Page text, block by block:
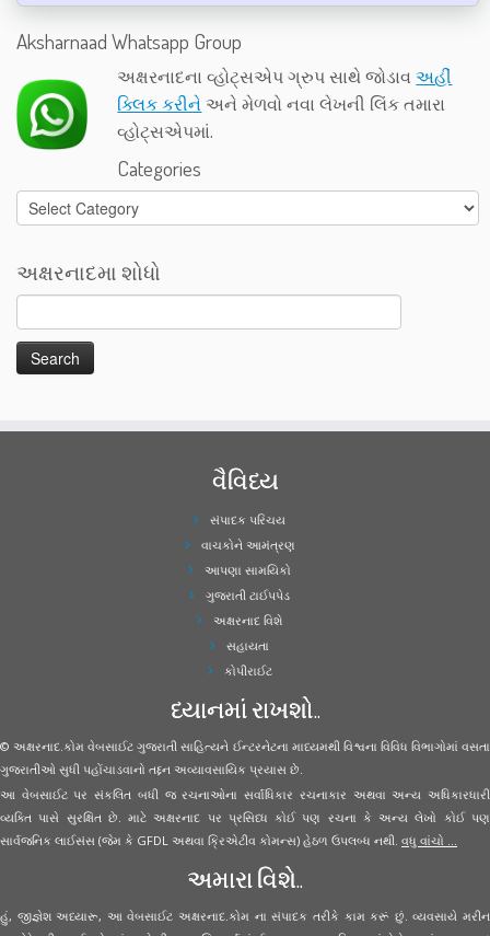
Aksharnaad Whatsapp Group
અક્ષરનાદના વ્હોટ્સએપ ગ્રુપ સાથે જોડાવઅહીં
ક્લિક કરીને અને મેળવો નવા લેખની લિંક તમારા
વ્હોટ્સએપમાં.
Categories
Categories
અક્ષરનાદમા શોધો
વૈવિધ્ય
સંપાદક પરિચય
વાચકોને આમંત્રણ
આપણા સામયિકો
ગુજરાતી ટાઈપપેડ
અક્ષરનાદ વિશે
સહાયતા
કોપીરાઈટ
ધ્યાનમાં રાખશો..
© અક્ષરનાદ.કોમ વેબસાઈટ ગુજરાતી સાહિત્યને ઈન્ટરનેટના માધ્યમથી વિશ્વના વિવિધ વિભાગોમાં વસતા
ગુજરાતીઓ સુધી પહોંચાડવાનો તદ્દન અવ્યાવસાયિક પ્રયાસ છે.
આ વેબસાઈટ પર સંકલિત બધી જ રચનાઓના સર્વાધિકાર રચનાકાર અથવા અન્ય અધિકારધારી
વ્યક્તિ પાસે સુરક્ષિત છે. માટે અક્ષરનાદ પર પ્રસિધ્ધ કોઈ પણ રચના કે અન્ય લેખો કોઈ પણ
સાર્વજનિક લાઈસંસ (જેમ કે GFDL અથવા ક્રિએટીવ કોમન્સ) હેઠળ ઉપલબ્ધ નથી. વધુ વાંચો ...
અમારા વિશે..
હું, જીજ્ઞેશ અધ્યારૂ, આ વેબસાઈટ અક્ષરનાદ.કોમ ના સંપાદક તરીકે કામ કરૂં છું. વ્યવસાયે મરીન